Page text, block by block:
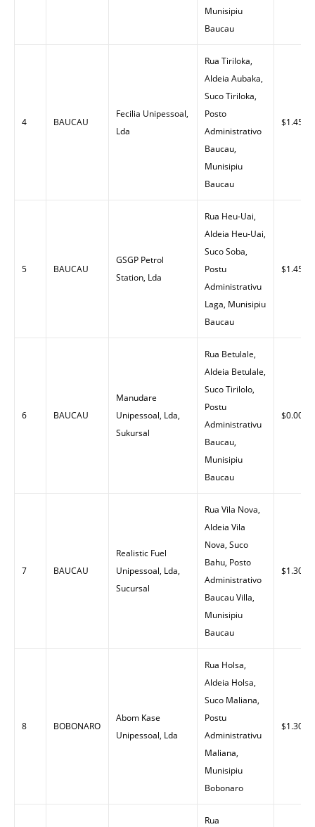
Munisipiu
Baucau
4 BAUCAU
Fecilia Unipessoal,
Lda
Rua Tiriloka,
Aldeia Aubaka,
Suco Tiriloka,
Posto
Administrativo
Baucau,
Munisipiu
Baucau
$1.45
5 BAUCAU
GSGP Petrol
Station, Lda
Rua Heu-Uai,
Aldeia Heu-Uai,
Suco Soba,
Postu
Administrativu
Laga, Munisipiu
Baucau
$1.45
6 BAUCAU
Manudare
Unipessoal, Lda,
Sukursal
Rua Betulale,
Aldeia Betulale,
Suco Tirilolo,
Postu
Administrativu
Baucau,
Munisipiu
Baucau
$0.00
7 BAUCAU
Realistic Fuel
Unipessoal, Lda,
Sucursal
Rua Vila Nova,
Aldeia Vila
Nova, Suco
Bahu, Posto
Administrativo
Baucau Villa,
Munisipiu
Baucau
$1.30
8 BOBONARO
Abom Kase
Unipessoal, Lda
Rua Holsa,
Aldeia Holsa,
Suco Maliana,
Postu
Administrativu
Maliana,
Munisipiu
Bobonaro
$1.30
Rua